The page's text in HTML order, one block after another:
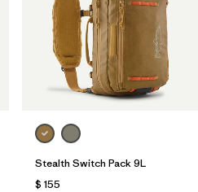
Stealth Switch Pack 9L
$ 155